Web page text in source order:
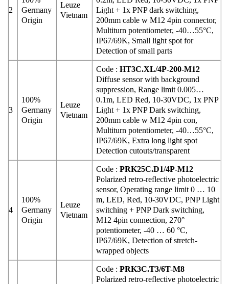
2
Germany
Origin
Leuze
Vietnam
Light + 1x PNP dark switching,
200mm cable w M12 4pin connector,
Multiturn potentiometer, -40…55°C,
IP67/69K, Small light spot for
Detection of small parts
3
100%
Germany
Origin
Leuze
Vietnam
Code :HT3C.XL/4P-200-M12
Diffuse sensor with background
suppression, Range limit 0.005…
0.1m, LED Red, 10-30VDC, 1x PNP
Light + 1x PNP Dark switching,
200mm cable w M12 4pin con,
Multiturn potentiometer, -40…55°C,
IP67/69K, Extra long light spot
Detection cutouts/transparent
4
100%
Germany
Origin
Leuze
Vietnam
Code :PRK25C.D1/4P-M12
Polarized retro-reflective photoelectric
sensor, Operating range limit 0 … 10
m, LED, Red, 10-30VDC, PNP Light
switching + PNP Dark switching,
M12 4pin connection, 270°
potentiometer, -40 … 60 °C,
IP67/69K, Detection of stretch-
wrapped objects
Code :PRK3C.T3/6T-M8
Polarized retro-reflective photoelectric